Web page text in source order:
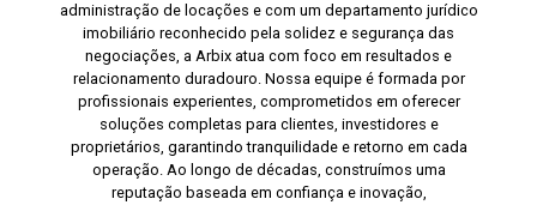
administração de locações e com um departamento jurídico
imobiliário reconhecido pela solidez e segurança das
negociações, a Arbix atua com foco em resultados e
relacionamento duradouro. Nossa equipe é formada por
profissionais experientes, comprometidos em oferecer
soluções completas para clientes, investidores e
proprietários, garantindo tranquilidade e retorno em cada
operação. Ao longo de décadas, construímos uma
reputação baseada em confiança e inovação,